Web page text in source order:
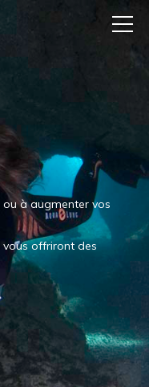
à augmenter vos
vous offriront des